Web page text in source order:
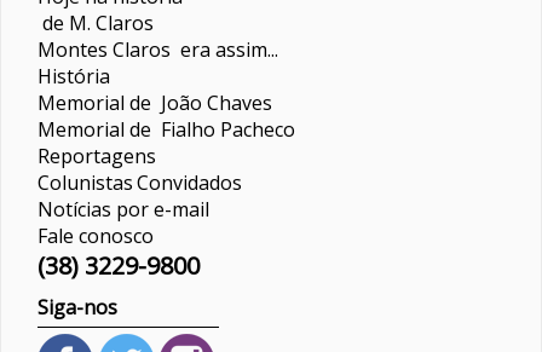
de M. Claros
Montes Claros era assim...
História
Memorial de João Chaves
Memorial de Fialho Pacheco
Reportagens
ColunistasConvidados
Notícias por e-mail
Fale conosco
(38) 3229-9800
Siga-nos